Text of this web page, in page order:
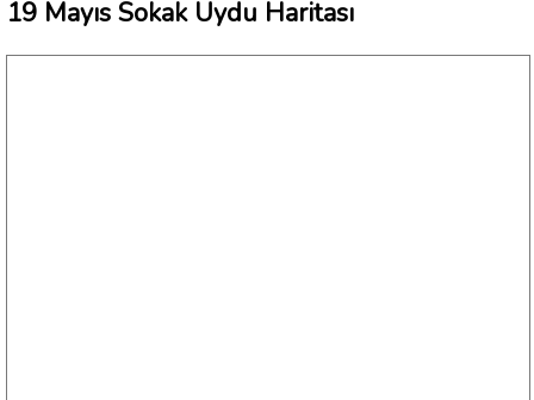
19 Mayıs Sokak Uydu Haritası